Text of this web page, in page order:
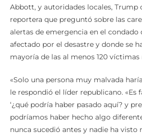
Abbott, y autoridades locales, Trump
reportera que preguntó sobre las
alertas de emergencia en el condado
afectado por el desastre y donde se
mayoría de las al menos 120 víctimas
«Solo una persona muy malvada
le respondió el líder republicano. «Es
‘¿qué podría haber pasado aquí? y
podríamos haber hecho algo
nunca sucedió antes y nadie ha visto